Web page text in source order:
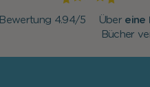
Bewertung 4.94/5 Über eine
Bücher